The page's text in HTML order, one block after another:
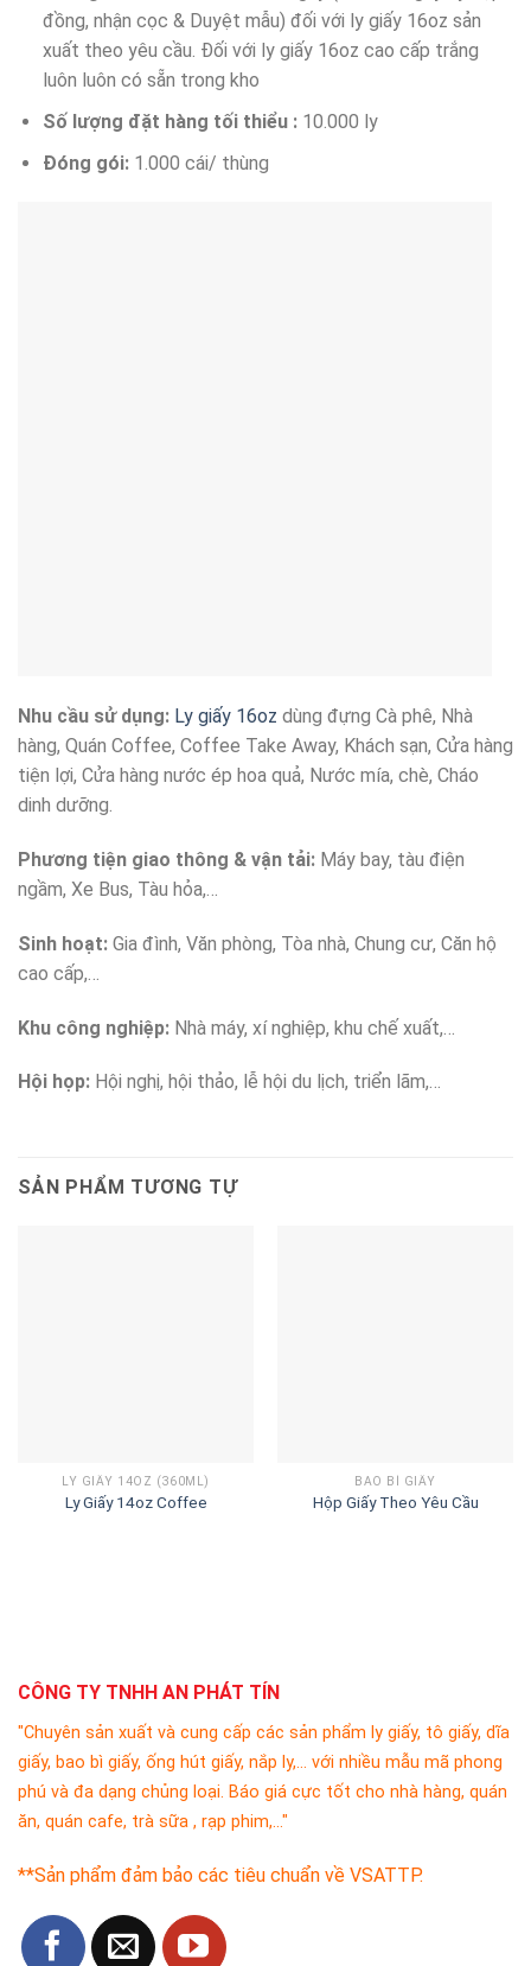
đồng, nhận cọc & Duyệt mẫu) đối với ly giấy 16oz sản
xuất theo yêu cầu. Đối với ly giấy 16oz cao cấp trắng
luôn luôn có sẵn trong kho
Số lượng đặt hàng tối thiểu : 10.000 ly
Đóng gói:1.000 cái/ thùng
Nhu cầu sử dụng: Ly giấy 16oz dùng đựng Cà phê, Nhà
hàng, Quán Coffee, Coffee Take Away, Khách sạn, Cửa hàng
tiện lợi, Cửa hàng nước ép hoa quả, Nước mía, chè, Cháo
dinh dưỡng.
Phương tiện giao thông & vận tải: Máy bay, tàu điện
ngầm, Xe Bus, Tàu hỏa,…
Sinh hoạt: Gia đình, Văn phòng, Tòa nhà, Chung cư, Căn hộ
cao cấp,…
Khu công nghiệp: Nhà máy, xí nghiệp, khu chế xuất,…
Hội họp: Hội nghị, hội thảo, lễ hội du lịch, triển lãm,…
SẢN PHẨM TƯƠNG TỰ
LY GIẤY 14OZ (360ML)
Ly Giấy 14oz Coffee
BAO BÌ GIẤY
Hộp Giấy Theo Yêu Cầu
CÔNG TY TNHH AN PHÁT TÍN
"Chuyên sản xuất và cung cấp các sản phẩm ly giấy, tô giấy, dĩa
giấy, bao bì giấy, ống hút giấy, nắp ly,... với nhiều mẫu mã phong
phú và đa dạng chủng loại. Báo giá cực tốt cho nhà hàng, quán
ăn, quán cafe, trà sữa , rạp phim,..."
**Sản phẩm đảm bảo các tiêu chuẩn về VSATTP.